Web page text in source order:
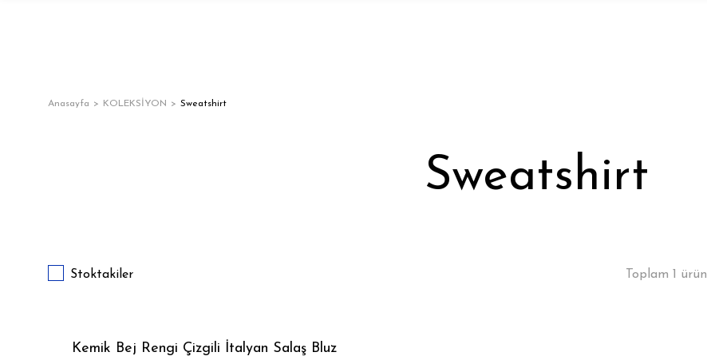
Anasayfa KOLEKSİYON Sweatshirt
Sweatshirt
Stoktakiler Toplam 1 ürün
Kemik Bej Rengi Çizgili İtalyan Salaş Bluz